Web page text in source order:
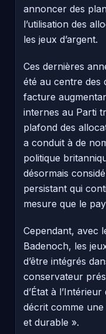
annoncer des
l’utilisation des
les jeux d’argent.
Ces dernières
été au centre des
facture
internes au Parti
plafond des
a conduit à de
politique
désormais
persistant qui
mesure que le
Cependant, avec
Badenoch, les
d’être intégrés
conservateur
d’État à
décrit comme
et durable ».